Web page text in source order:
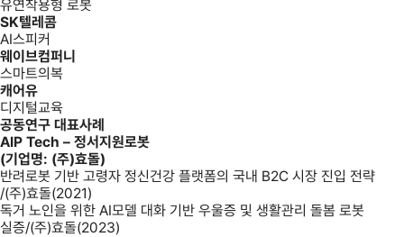
유연착용형 로봇
SK텔레콤
AI스피커
웨이브컴퍼니
스마트의복
캐어유
디지털교육
공동연구 대표사례
AIP Tech – 정서지원로봇
(기업명: (주)효돌)
반려로봇 기반 고령자 정신건강 플랫폼의 국내 B2C 시장 진입 전략
/(주)효돌(2021)
독거 노인을 위한 AI모델 대화 기반 우울증 및 생활관리 돌봄 로봇
실증/(주)효돌(2023)